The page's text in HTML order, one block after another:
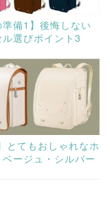
準備1】後悔しない
選びポイント3
とてもおしゃれなホ
ベージュ・シルバー